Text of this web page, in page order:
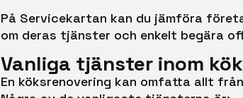
På Servicekartan kan du jämföra
om deras tjänster och enkelt begära
Vanliga tjänster inom
En köksrenovering kan omfatta allt